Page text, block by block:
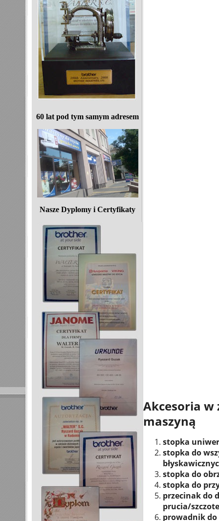
60 lat pod tym samym adresem
Nasze Dyplomy i Certyfikaty
Akcesoria w
maszyną
stopka
stopka do
stopka do
stopka do
przecinak do
prucia/
prowadnik